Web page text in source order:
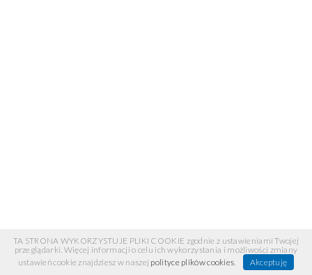
TA STRONA WYKORZYSTUJE PLIKI COOKIE zgodnie z ustawieniami Twojej
przeglądarki. Więcej informacji o celu ich wykorzystania i możliwości zmiany
ustawień cookie znajdziesz w naszej polityce plików cookies. Akceptuję